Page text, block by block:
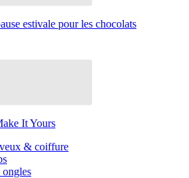
estivale pour les chocolats
It Yours
& coiffure